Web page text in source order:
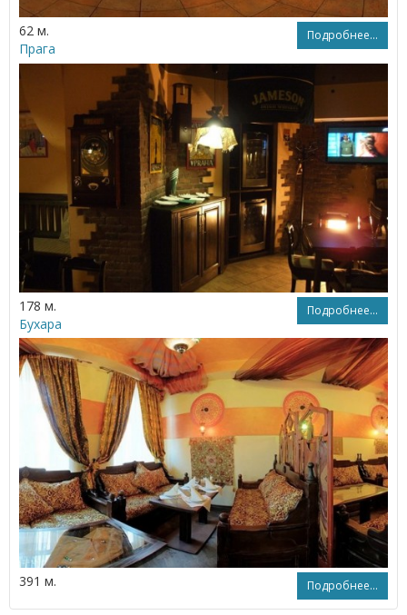
62 м. Подробнее...
Прага
178 м. Подробнее...
Бухара
391 м. Подробнее...